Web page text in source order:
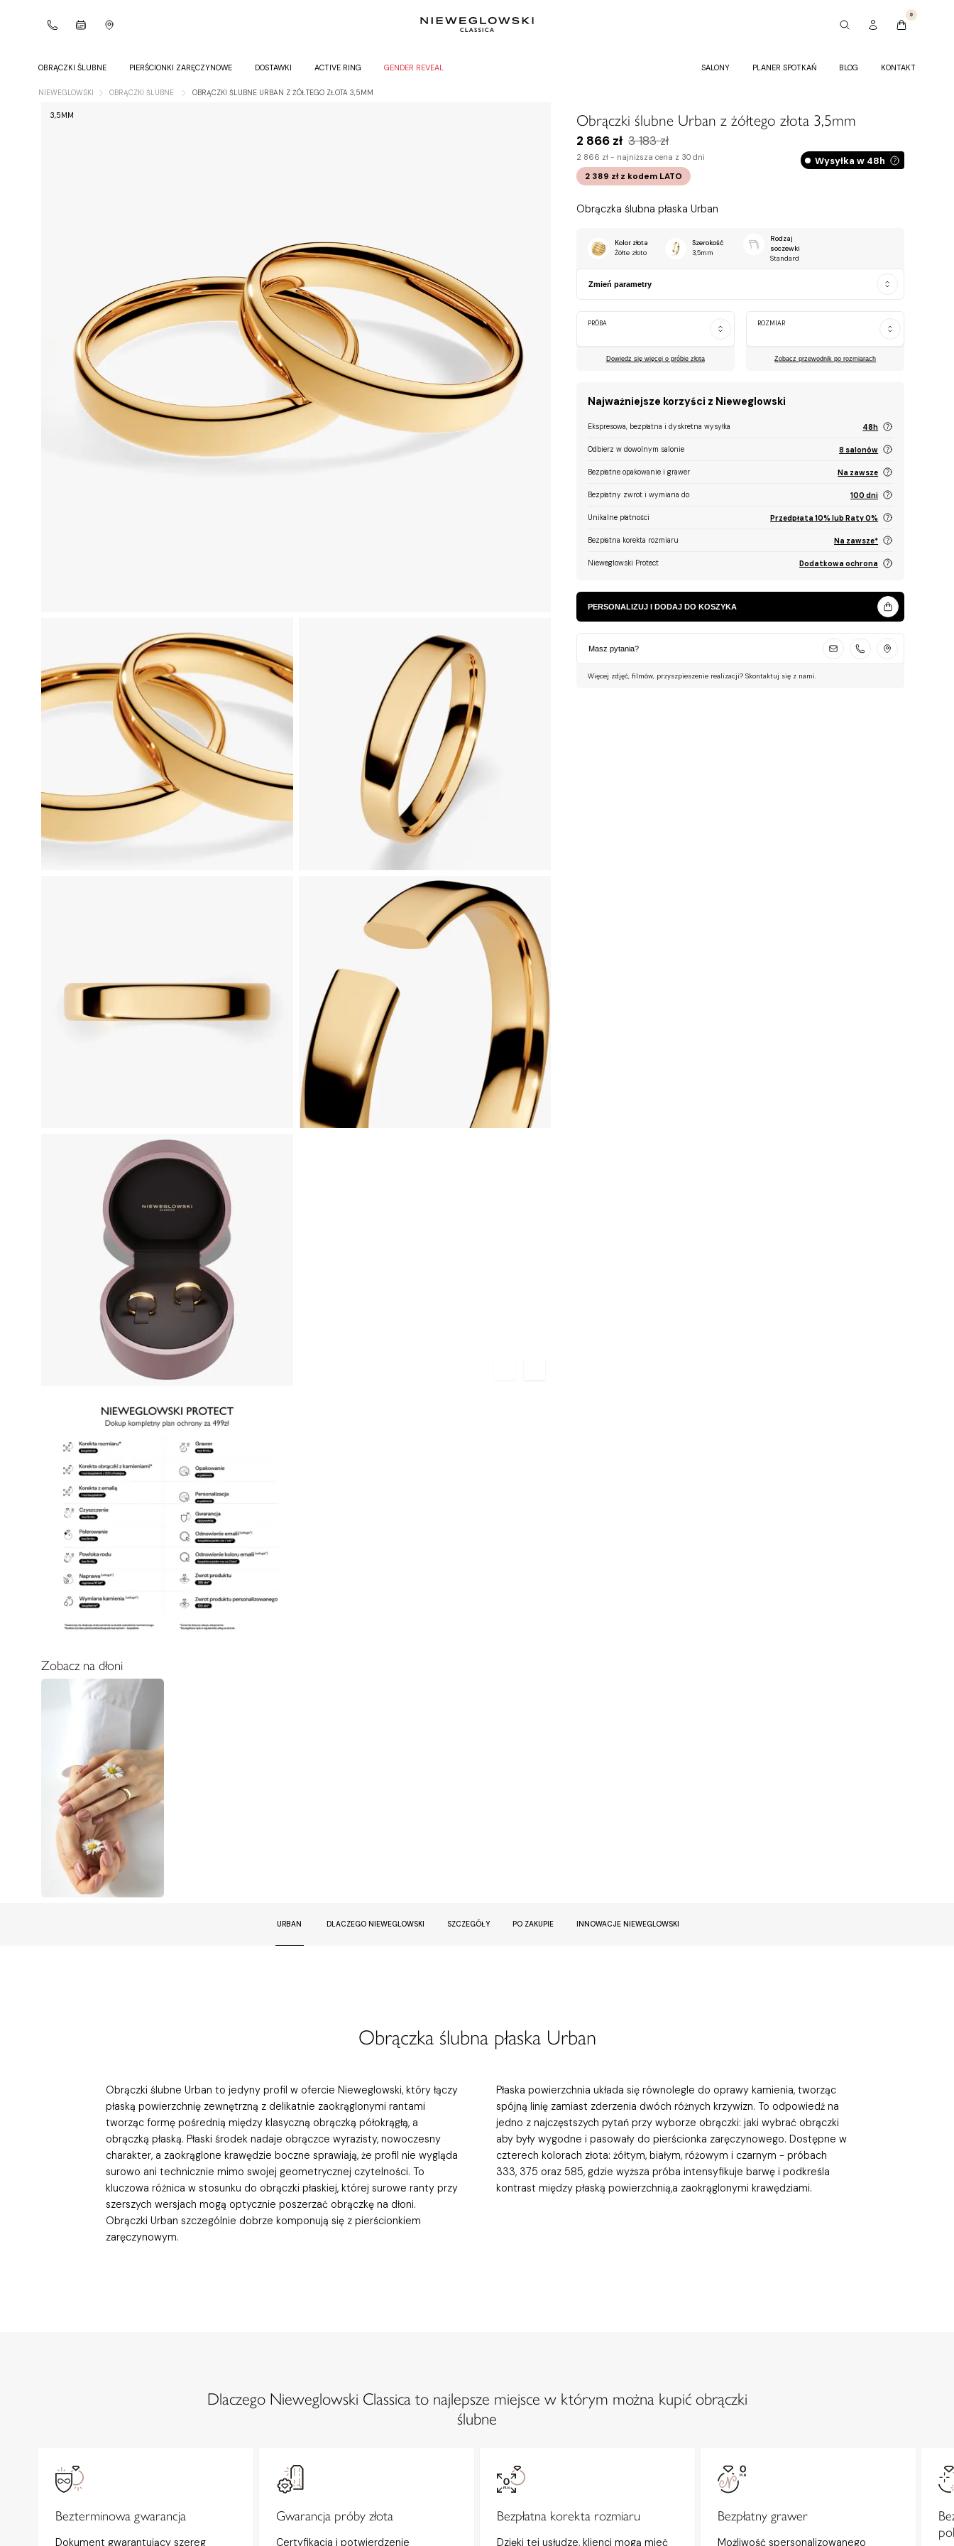
0
OBRĄCZKI ŚLUBNE PIERŚCIONKI ZARĘCZYNOWE DOSTAWKI ACTIVE RING GENDER REVEAL SALONY PLANER SPOTKAŃ BLOG KONTAKT
NIEWEGLOWSKI OBRĄCZKI ŚLUBNE OBRĄCZKI ŚLUBNE URBAN Z ŻÓŁTEGO ZŁOTA 3,5MM
3,5MM
Zobacz na dłoni
Obrączki ślubne Urban z żółtego złota 3,5mm
2 866 zł 3 183 zł
2 866 zł - najniższa cena z 30 dni
2 389 zł z kodemLATO
Wysyłka w 48h
Obrączka ślubna płaska Urban
Kolor złota
Żółte złoto
Szerokość
3,5mm
Rodzaj
soczewki
Standard
Zmień parametry
PRÓBA
Dowiedz się więcej o próbie złota
ROZMIAR
Zobacz przewodnik po rozmiarach
Najważniejsze korzyści z Nieweglowski
Ekspresowa, bezpłatna i dyskretna wysyłka 48h
Odbierz w dowolnym salonie 8 salonów
Bezpłatne opakowanie i grawer Na zawsze
Bezpłatny zwrot i wymiana do 100 dni
Unikalne płatności Przedpłata 10% lub Raty 0%
Bezpłatna korekta rozmiaru Na zawsze*
Nieweglowski Protect Dodatkowa ochrona
PERSONALIZUJ I DODAJ DO KOSZYKA
Masz pytania?
Więcej zdjęć, filmów, przyszpieszenie realizacji? Skontaktuj się z nami.
URBAN DLACZEGO NIEWEGLOWSKI SZCZEGÓŁY PO ZAKUPIE INNOWACJE NIEWEGLOWSKI
Obrączka ślubna płaska Urban
Obrączki ślubne Urban to jedyny profil w ofercie Nieweglowski, który łączy
płaską powierzchnię zewnętrzną z delikatnie zaokrąglonymi rantami
tworząc formę pośrednią między klasyczną obrączką półokrągłą, a
obrączką płaską. Płaski środek nadaje obrączce wyrazisty, nowoczesny
charakter, a zaokrąglone krawędzie boczne sprawiają, że profil nie wygląda
surowo ani technicznie mimo swojej geometrycznej czytelności. To
kluczowa różnica w stosunku do obrączki płaskiej, której surowe ranty przy
szerszych wersjach mogą optycznie poszerzać obrączkę na dłoni.
Obrączki Urban szczególnie dobrze komponują się z pierścionkiem
zaręczynowym.
Płaska powierzchnia układa się równolegle do oprawy kamienia, tworząc
spójną linię zamiast zderzenia dwóch różnych krzywizn. To odpowiedź na
jedno z najczęstszych pytań przy wyborze obrączki: jaki wybrać obrączki
aby były wygodne i pasowały do pierścionka zaręczynowego. Dostępne w
czterech kolorach złota: żółtym, białym, różowym i czarnym - próbach
333, 375 oraz 585, gdzie wyższa próba intensyfikuje barwę i podkreśla
kontrast między płaską powierzchnią,a zaokrąglonymi krawędziami.
Dlaczego Nieweglowski Classica to najlepsze miejsce w którym można kupić obrączki
ślubne
Bezterminowa gwarancja
Dokument gwarantujący szereg
Gwarancja próby złota
Certyfikacja i potwierdzenie
Bezpłatna korekta rozmiaru
Dzięki tej usłudze, klienci mogą mieć
Bezpłatny grawer
Możliwość spersonalizowanego